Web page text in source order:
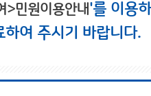
>민원이용안내'를 이용
여 주시기 바랍니다.